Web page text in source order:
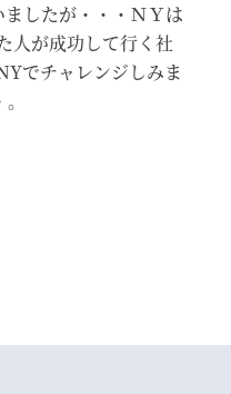
したが・・・ＮＹは
人が成功して行く社
でチャレンジしみま